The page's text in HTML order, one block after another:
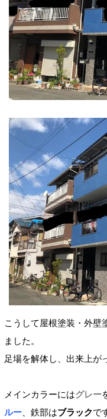
こうして屋根塗装・外壁
ました。
足場を解体し、出来上が
メインカラーにはグレー
ルー 、鉄部はブラックで